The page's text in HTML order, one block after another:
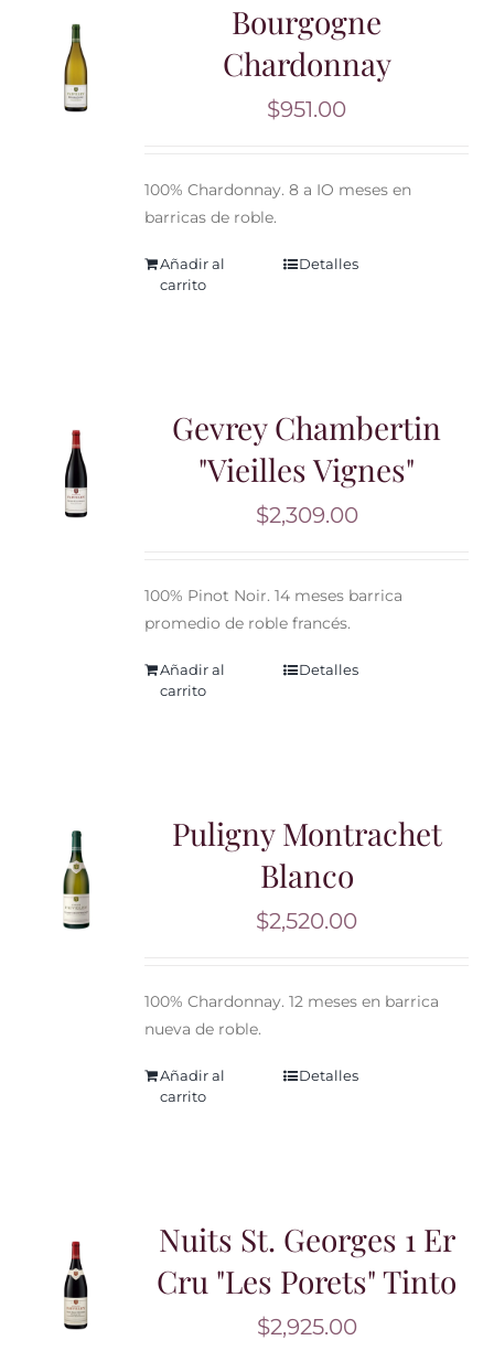
Bourgogne
Chardonnay
$951.00
100% Chardonnay. 8 a IO meses en
barricas de roble.
Añadir al
carrito
Detalles
Gevrey Chambertin
"Vieilles Vignes"
$2,309.00
100% Pinot Noir. 14 meses barrica
promedio de roble francés.
Añadir al
carrito
Detalles
Puligny Montrachet
Blanco
$2,520.00
100% Chardonnay. 12 meses en barrica
nueva de roble.
Añadir al
carrito
Detalles
Nuits St. Georges 1 Er
Cru "Les Porets" Tinto
$2,925.00